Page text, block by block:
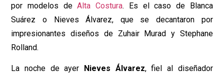
por modelos deAlta Costura. Es el caso de Blanca
Suárez o Nieves Álvarez, que se decantaron por
impresionantes diseños de Zuhair Murad y Stephane
Rolland.
La noche de ayer Nieves Álvarez, fiel al diseñador